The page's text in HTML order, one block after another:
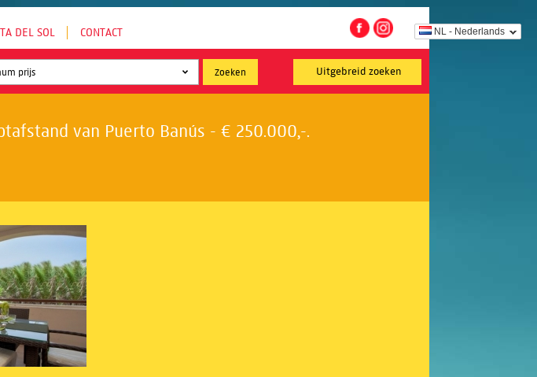
NL - Nederlands
DEL SOL CONTACT
Uitgebreid zoeken
van Puerto Banús - € 250.000,-.